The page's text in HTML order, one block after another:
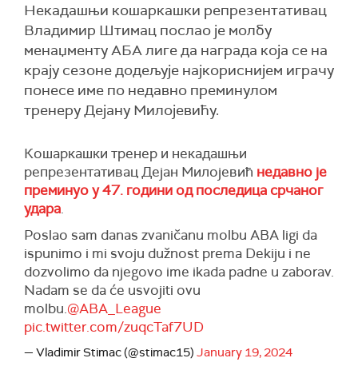
Некадашњи кошаркашки репрезентативац
Владимир Штимац послао је молбу
менаџменту АБА лиге да награда која се на
крају сезоне додељује најкориснијем играчу
понесе име по недавно преминулом
тренеру Дејану Милојевићу.
Кошаркашки тренер и некадашњи
репрезентативац Дејан Милојевић недавно је
преминуо у 47. години од последица срчаног
удара.
Poslao sam danas zvaničanu molbu ABA ligi da
ispunimo i mi svoju dužnost prema Dekiju i ne
dozvolimo da njegovo ime ikada padne u zaborav.
Nadam se da će usvojiti ovu
molbu.@ABA_League
pic.twitter.com/zuqcTaf7UD
— Vladimir Stimac (@stimac15) January 19, 2024